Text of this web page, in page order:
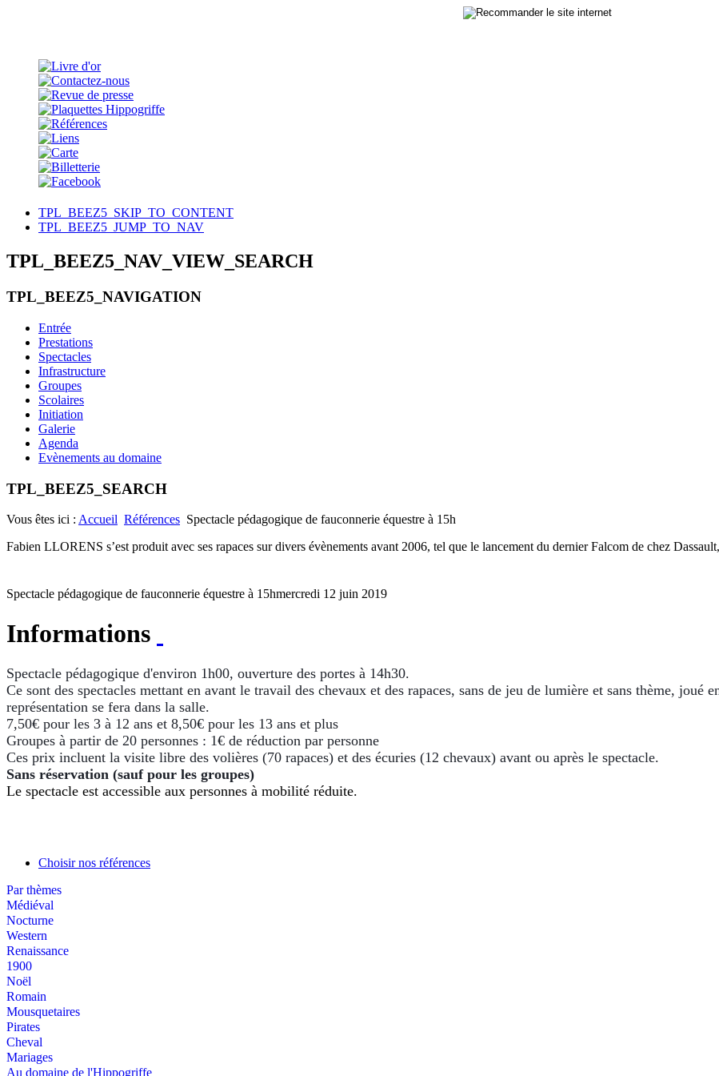
TPL_BEEZ5_SKIP_TO_CONTENT
TPL_BEEZ5_JUMP_TO_NAV
TPL_BEEZ5_NAV_VIEW_SEARCH
TPL_BEEZ5_NAVIGATION
Entrée
Prestations
Spectacles
Infrastructure
Groupes
Scolaires
Initiation
Galerie
Agenda
Evènements au domaine
TPL_BEEZ5_SEARCH
Vous êtes ici : Accueil Références Spectacle pédagogique de fauconnerie équestre à 15h
Fabien LLORENS s’est produit avec ses rapaces sur divers évènements avant 2006, tel que le lancement du dernier Falcom de chez
Spectacle pédagogique de fauconnerie équestre à 15hmercredi 12 juin 2019
Informations
Spectacle pédagogique d'environ 1h00, ouverture des portes à 14h30.
Ce sont des spectacles mettant en avant le travail des chevaux et des rapaces, sans de jeu de lumière et sans thème, joué
représentation se fera dans la salle.
7,50€ pour les 3 à 12 ans et 8,50€ pour les 13 ans et plus
Groupes à partir de 20 personnes : 1€ de réduction par personne
Ces prix incluent la visite libre des volières (70 rapaces) et des écuries (12 chevaux) avant ou après le spectacle.
Sans réservation (sauf pour les groupes)
Le spectacle est accessible aux personnes à mobilité réduite.
Choisir nos références
Par thèmes
Médiéval
Nocturne
Western
Renaissance
1900
Noël
Romain
Mousquetaires
Pirates
Cheval
Mariages
Au domaine de l'Hippogriffe